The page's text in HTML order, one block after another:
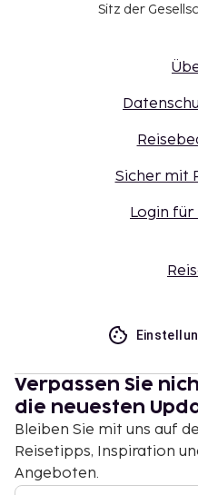
Sitz der
Sicher mit
Login für
Verpassen Sie
die neuesten
Bleiben Sie mit uns auf
Reisetipps, Inspiration
Angeboten.